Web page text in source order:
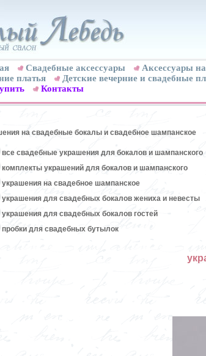
Свадебные аксессуары Аксессуары
платья
Детские вечерние и свадебные
Контакты
на свадебные бокалы и свадебное шампанское
все свадебные украшения для бокалов и шампанского
комплекты украшений для бокалов и шампанского
украшения на свадебное шампанское
украшения для свадебных бокалов жениха и невесты
украшения для свадебных бокалов гостей
пробки для свадебных бутылок